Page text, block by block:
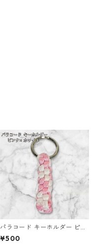
パラコード キーホルダー ピン
ク ホワイト 編み込み s27
¥500